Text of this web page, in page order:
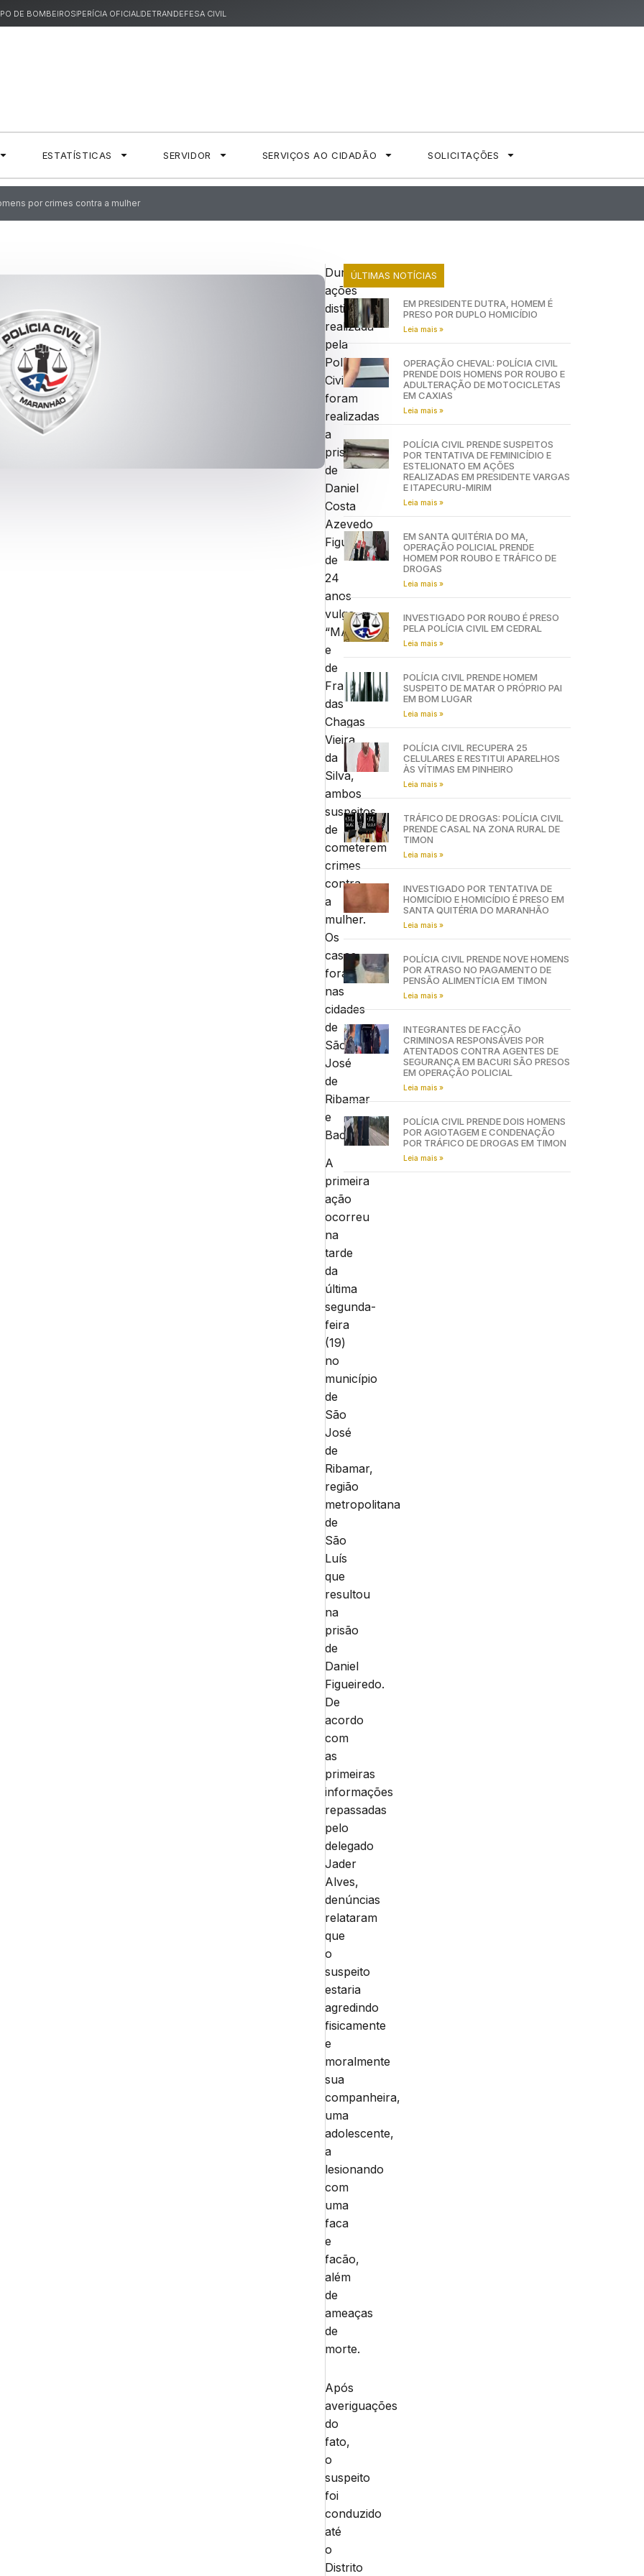
DE BOMBEIROSPERÍCIA OFICIALDETRANDEFESA CIVIL
ESTATÍSTICAS SERVIDOR SERVIÇOS AO CIDADÃO SOLICITAÇÕES
por crimes contra a mulher
Durante
ações
distintas
realizada
pela
Polícia
Civil,
foram
realizadas
a
prisões
de
Daniel
Costa
Azevedo
Figueiredo,
de
24
anos
vulgo
“MAISENA”
e
de
Francisco
das
Chagas
Vieira
da
Silva,
ambos
suspeitos
de
cometerem
crimes
contra
a
mulher.
Os
casos
foram
nas
cidades
de
São
José
de
Ribamar
e
Bacabal.
A
primeira
ação
ocorreu
na
tarde
da
última
segunda-
feira
(19)
no
município
de
São
José
de
Ribamar,
região
metropolitana
de
São
Luís
que
resultou
na
prisão
de
Daniel
Figueiredo.
De
acordo
com
as
primeiras
informações
repassadas
pelo
delegado
Jader
Alves,
denúncias
relataram
que
o
suspeito
estaria
agredindo
fisicamente
e
moralmente
sua
companheira,
uma
adolescente,
a
lesionando
com
uma
faca
e
facão,
além
de
ameaças
de
morte.
Após
averiguações
do
fato,
o
suspeito
foi
conduzido
até
o
Distrito
ÚLTIMAS NOTÍCIAS
EM PRESIDENTE DUTRA, HOMEM É
PRESO POR DUPLO HOMICÍDIO
Leia mais »
OPERAÇÃO CHEVAL: POLÍCIA CIVIL
PRENDE DOIS HOMENS POR ROUBO E
ADULTERAÇÃO DE MOTOCICLETAS
EM CAXIAS
Leia mais »
POLÍCIA CIVIL PRENDE SUSPEITOS
POR TENTATIVA DE FEMINICÍDIO E
ESTELIONATO EM AÇÕES
REALIZADAS EM PRESIDENTE VARGAS
E ITAPECURU-MIRIM
Leia mais »
EM SANTA QUITÉRIA DO MA,
OPERAÇÃO POLICIAL PRENDE
HOMEM POR ROUBO E TRÁFICO DE
DROGAS
Leia mais »
INVESTIGADO POR ROUBO É PRESO
PELA POLÍCIA CIVIL EM CEDRAL
Leia mais »
POLÍCIA CIVIL PRENDE HOMEM
SUSPEITO DE MATAR O PRÓPRIO PAI
EM BOM LUGAR
Leia mais »
POLÍCIA CIVIL RECUPERA 25
CELULARES E RESTITUI APARELHOS
ÀS VÍTIMAS EM PINHEIRO
Leia mais »
TRÁFICO DE DROGAS: POLÍCIA CIVIL
PRENDE CASAL NA ZONA RURAL DE
TIMON
Leia mais »
INVESTIGADO POR TENTATIVA DE
HOMICÍDIO E HOMICÍDIO É PRESO EM
SANTA QUITÉRIA DO MARANHÃO
Leia mais »
POLÍCIA CIVIL PRENDE NOVE HOMENS
POR ATRASO NO PAGAMENTO DE
PENSÃO ALIMENTÍCIA EM TIMON
Leia mais »
INTEGRANTES DE FACÇÃO
CRIMINOSA RESPONSÁVEIS POR
ATENTADOS CONTRA AGENTES DE
SEGURANÇA EM BACURI SÃO PRESOS
EM OPERAÇÃO POLICIAL
Leia mais »
POLÍCIA CIVIL PRENDE DOIS HOMENS
POR AGIOTAGEM E CONDENAÇÃO
POR TRÁFICO DE DROGAS EM TIMON
Leia mais »